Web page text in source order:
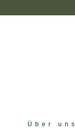
Über uns